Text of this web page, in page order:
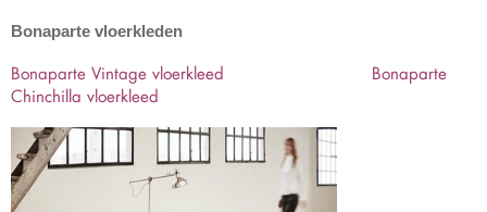
Bonaparte vloerkleden
Bonaparte Vintage vloerkleed
Bonaparte
Chinchilla vloerkleed